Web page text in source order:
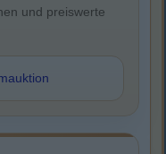
und preiswerte